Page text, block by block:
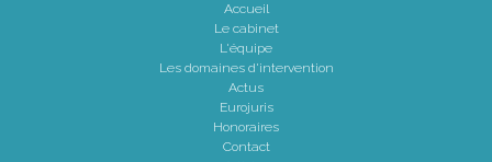
Accueil
Le cabinet
L'équipe
Les domaines d'intervention
Actus
Eurojuris
Honoraires
Contact